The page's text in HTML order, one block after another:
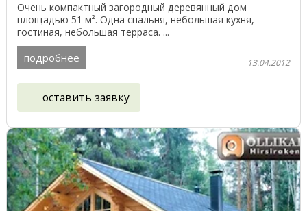
Очень компактный загородный деревянный дом
площадью 51 м². Одна спальня, небольшая кухня,
гостиная, небольшая терраса. ...
подробнее 13.04.2012
оставить заявку